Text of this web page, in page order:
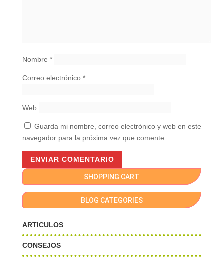
Nombre *
Correo electrónico *
Web
Guarda mi nombre, correo electrónico y web en este
navegador para la próxima vez que comente.
SHOPPING CART
BLOG CATEGORIES
ARTICULOS
CONSEJOS